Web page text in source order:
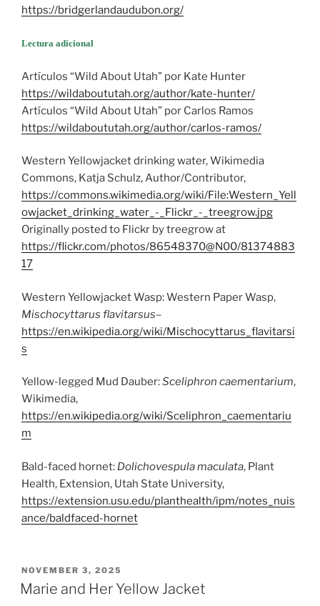
https://bridgerlandaudubon.org/
Lectura adicional
Artículos “Wild About Utah” por Kate Hunter
https://wildaboututah.org/author/kate-hunter/
Artículos “Wild About Utah” por Carlos Ramos
https://wildaboututah.org/author/carlos-ramos/
Western Yellowjacket drinking water, Wikimedia
Commons, Katja Schulz, Author/Contributor,
https://commons.wikimedia.org/wiki/File:Western_Yell
owjacket_drinking_water_-_Flickr_-_treegrow.jpg
Originally posted to Flickr by treegrow at
https://flickr.com/photos/86548370@N00/81374883
17
Western Yellowjacket Wasp: Western Paper Wasp,
Mischocyttarus flavitarsus–
https://en.wikipedia.org/wiki/Mischocyttarus_flavitarsi
s
Yellow-legged Mud Dauber:Sceliphron caementarium,
Wikimedia,
https://en.wikipedia.org/wiki/Sceliphron_caementariu
m
Bald-faced hornet: Dolichovespula maculata, Plant
Health, Extension, Utah State University,
https://extension.usu.edu/planthealth/ipm/notes_nuis
ance/baldfaced-hornet
POSTED
ON
NOVEMBER 3, 2025
Marie and Her Yellow Jacket